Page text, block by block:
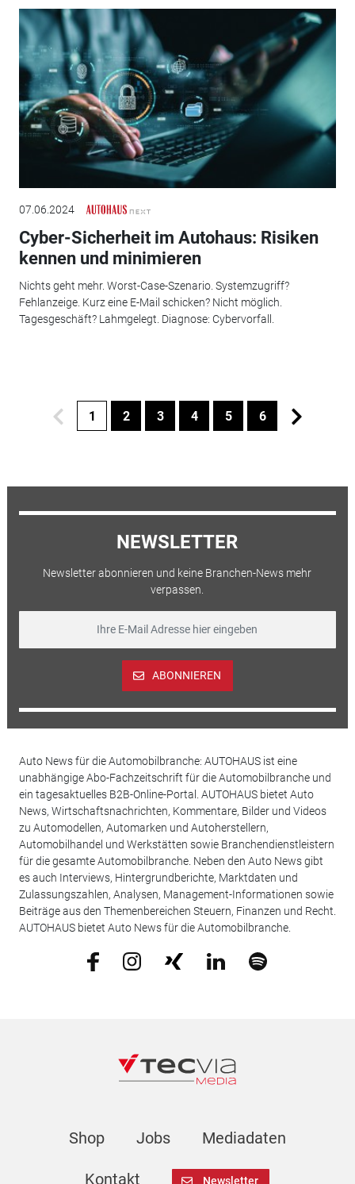
07.06.2024
Cyber-Sicherheit im Autohaus: Risiken
kennen und minimieren
Nichts geht mehr. Worst-Case-Szenario. Systemzugriff?
Fehlanzeige. Kurz eine E-Mail schicken? Nicht möglich.
Tagesgeschäft? Lahmgelegt. Diagnose: Cybervorfall.
1 2 3 4 5 6
NEWSLETTER
Newsletter abonnieren und keine Branchen-News mehr
verpassen.
ABONNIEREN
Auto News für die Automobilbranche: AUTOHAUS ist eine
unabhängige Abo-Fachzeitschrift für die Automobilbranche und
ein tagesaktuelles B2B-Online-Portal. AUTOHAUS bietet Auto
News, Wirtschaftsnachrichten, Kommentare, Bilder und Videos
zu Automodellen, Automarken und Autoherstellern,
Automobilhandel und Werkstätten sowie Branchendienstleistern
für die gesamte Automobilbranche. Neben den Auto News gibt
es auch Interviews, Hintergrundberichte, Marktdaten und
Zulassungszahlen, Analysen, Management-Informationen sowie
Beiträge aus den Themenbereichen Steuern, Finanzen und Recht.
AUTOHAUS bietet Auto News für die Automobilbranche.
Shop Jobs Mediadaten
Kontakt Newsletter